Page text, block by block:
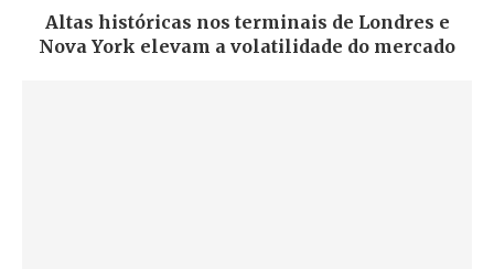
Altas históricas nos terminais de Londres e
Nova York elevam a volatilidade do mercado